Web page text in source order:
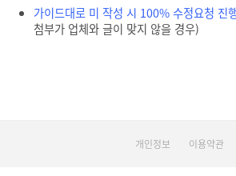
가이드대로 미 작성 시 100% 수정요청 진
첨부가 업체와 글이 맞지 않을 경우)
개인정보 이용약관